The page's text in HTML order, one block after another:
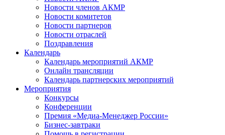
Новости членов АКМР
Новости комитетов
Новости партнеров
Новости отраслей
Поздравления
Календарь
Календарь мероприятий АКМР
Онлайн трансляции
Календарь партнерских мероприятий
Мероприятия
Конкурсы
Конференции
Премия «Медиа-Менеджер России»
Бизнес-завтраки